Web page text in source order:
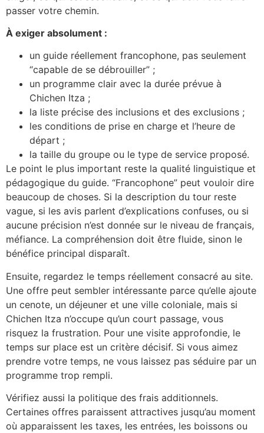
passer votre chemin.
À exiger absolument :
un guide réellement francophone, pas seulement
“capable de se débrouiller” ;
un programme clair avec la durée prévue à
Chichen Itza ;
la liste précise des inclusions et des exclusions ;
les conditions de prise en charge et l’heure de
départ ;
la taille du groupe ou le type de service proposé.
Le point le plus important reste la qualité linguistique et
pédagogique du guide. “Francophone” peut vouloir dire
beaucoup de choses. Si la description du tour reste
vague, si les avis parlent d’explications confuses, ou si
aucune précision n’est donnée sur le niveau de français,
méfiance. La compréhension doit être fluide, sinon le
bénéfice principal disparaît.
Ensuite, regardez le temps réellement consacré au site.
Une offre peut sembler intéressante parce qu’elle ajoute
un cenote, un déjeuner et une ville coloniale, mais si
Chichen Itza n’occupe qu’un court passage, vous
risquez la frustration. Pour une visite approfondie, le
temps sur place est un critère décisif. Si vous aimez
prendre votre temps, ne vous laissez pas séduire par un
programme trop rempli.
Vérifiez aussi la politique des frais additionnels.
Certaines offres paraissent attractives jusqu’au moment
où apparaissent les taxes, les entrées, les boissons ou